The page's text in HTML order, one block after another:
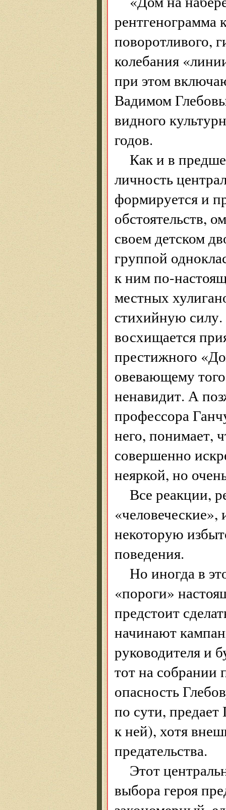
рентгенограмма
поворотливого,
колебания
при этом
Вадимом
видного
годов.
Как и в
личность
формируется и
обстоятельств,
своем детском
группой
к ним по-
местных
стихийную
восхищается
престижного
овевающему
ненавидит. А
профессора
него, понимает,
совершенно
неяркой, но
Все реакции,
«человеческие»,
некоторую
поведения.
Но иногда в
«пороги»
предстоит
начинают
руководителя и
тот на собрании
опасность
по сути,
к ней), хотя
предательства.
Этот
выбора героя